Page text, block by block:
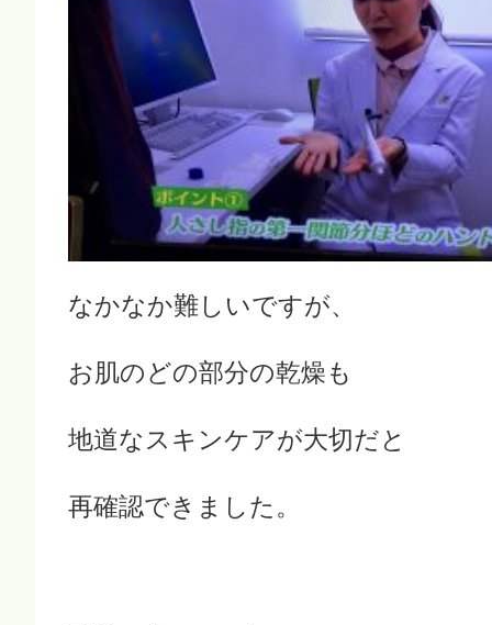
なかなか難しいですが、
お肌のどの部分の乾燥も
地道なスキンケアが大切だと
再確認できました。